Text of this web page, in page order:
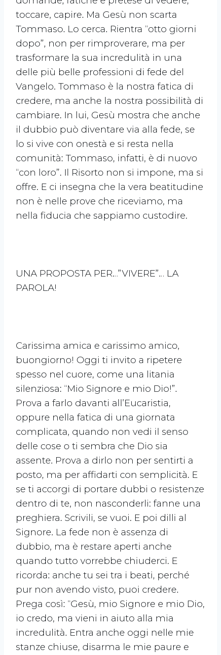
toccare, capire. Ma Gesù non scarta
Tommaso. Lo cerca. Rientra “otto giorni
dopo”, non per rimproverare, ma per
trasformare la sua incredulità in una
delle più belle professioni di fede del
Vangelo. Tommaso è la nostra fatica di
credere, ma anche la nostra possibilità di
cambiare. In lui, Gesù mostra che anche
il dubbio può diventare via alla fede, se
lo si vive con onestà e si resta nella
comunità: Tommaso, infatti, è di nuovo
“con loro”. Il Risorto non si impone, ma si
offre. E ci insegna che la vera beatitudine
non è nelle prove che riceviamo, ma
nella fiducia che sappiamo custodire.
UNA PROPOSTA PER…”VIVERE”… LA
PAROLA!
Carissima amica e carissimo amico,
buongiorno! Oggi ti invito a ripetere
spesso nel cuore, come una litania
silenziosa: “Mio Signore e mio Dio!”.
Prova a farlo davanti all’Eucaristia,
oppure nella fatica di una giornata
complicata, quando non vedi il senso
delle cose o ti sembra che Dio sia
assente. Prova a dirlo non per sentirti a
posto, ma per affidarti con semplicità. E
se ti accorgi di portare dubbi o resistenze
dentro di te, non nasconderli: fanne una
preghiera. Scrivili, se vuoi. E poi dilli al
Signore. La fede non è assenza di
dubbio, ma è restare aperti anche
quando tutto vorrebbe chiuderci. E
ricorda: anche tu sei tra i beati, perché
pur non avendo visto, puoi credere.
Prega così: “Gesù, mio Signore e mio Dio,
io credo, ma vieni in aiuto alla mia
incredulità. Entra anche oggi nelle mie
stanze chiuse, disarma le mie paure e